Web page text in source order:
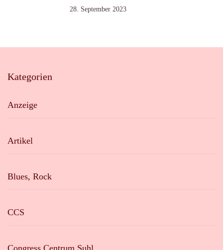
28. September 2023
Kategorien
Anzeige
Artikel
Blues, Rock
CCS